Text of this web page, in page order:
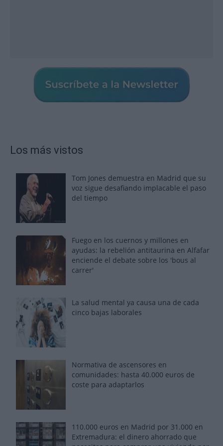
Los más vistos
Tom Jones demuestra en Madrid que su
voz sigue desafiando implacable el paso
del tiempo
Fuego en los cuernos y millones en
ayudas: la rebelión antitaurina en Alfafar
enciende el debate sobre los 'bous al
carrer'
La salud mental ya causa una de cada
cinco bajas laborales
Normativa de ascensores en
comunidades: hasta 40.000 euros de
coste para adaptarlos
110.000 euros en Madrid por 31.000 en
Extremadura: el dinero ahorrado que